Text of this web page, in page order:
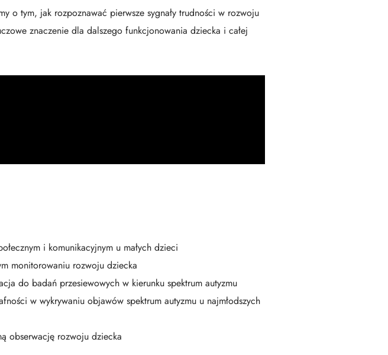
o tym, jak rozpoznawać pierwsze sygnały trudności w rozwoju
znaczenie dla dalszego funkcjonowania dziecka i całej
i komunikacyjnym u małych dzieci
monitorowaniu rozwoju dziecka
do badań przesiewowych w kierunku spektrum autyzmu
w wykrywaniu objawów spektrum autyzmu u najmłodszych
obserwację rozwoju dziecka